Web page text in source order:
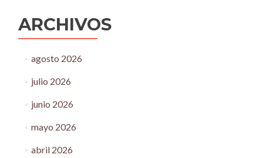
ARCHIVOS
agosto 2026
julio 2026
junio 2026
mayo 2026
abril 2026